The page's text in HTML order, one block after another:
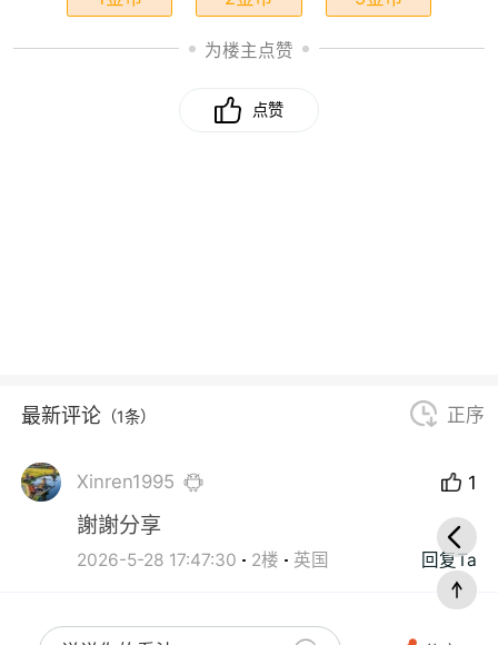
为楼主点赞
点赞
最新评论 （1条） 正序
Xinren1995 1
謝謝分享
2026-5-28 17:47:30 2楼 英国 回复Ta